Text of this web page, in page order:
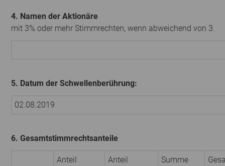
4. Namen der Aktionäre
mit 3% oder mehr Stimmrechten, wenn abweichend von 3.
5. Datum der Schwellenberührung:
02.08.2019
6. Gesamtstimmrechtsanteile
Anteil
Anteil
Summe